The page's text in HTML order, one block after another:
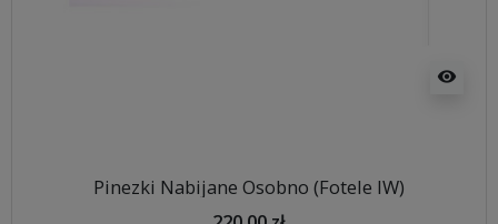
visibility
Pinezki Nabijane Osobno (Fotele IW)